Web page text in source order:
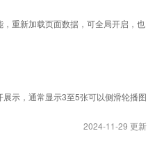
重新加载页面数据，可全局开启，也
示，通常显示3至5张可以侧滑轮播图
2024-11-29 更新